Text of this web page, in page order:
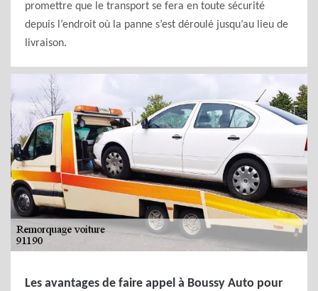
promettre que le transport se fera en toute sécurité
depuis l’endroit où la panne s’est déroulé jusqu’au lieu de
livraison.
Les avantages de faire appel à Boussy Auto pour